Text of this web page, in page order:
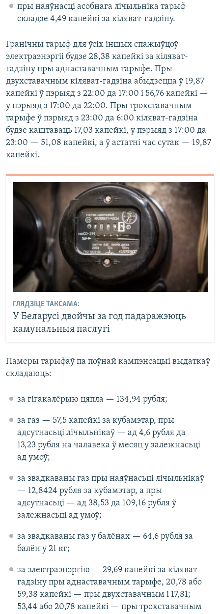
пры наяўнасці асобнага лічыльніка тарыф
складзе 4,49 капейкі за кіляват-гадзіну.
Гранічны тарыф для ўсіх іншых спажыўцоў
электраэнэргіі будзе 28,38 капейкі за кіляват-
гадзіну пры аднаставачным тарыфе. Пры
двухставачным кіляват-гадзіна абыдзецца ў 19,87
капейкі ў пэрыяд з 22:00 да 17:00 і 56,76 капейкі —
у пэрыяд з 17:00 да 22:00. Пры трохставачным
тарыфе ў пэрыяд з 23:00 да 6:00 кіляват-гадзіна
будзе каштаваць 17,03 капейкі, у пэрыяд з 17:00 да
23:00 — 51,08 капейкі, а ў астатні час сутак — 19,87
капейкі.
ГЛЯДЗІЦЕ ТАКСАМА:
У Беларусі двойчы за год падаражэюць
камунальныя паслугі
Памеры тарыфаў па поўнай кампэнсацыі выдаткаў
складаюць:
за гігакалёрыю цяпла — 134,94 рубля;
за газ — 57,5 капейкі за кубамэтар, пры
адсутнасьці лічыльнікаў — ад 4,6 рубля да
13,23 рубля на чалавека ў месяц у залежнасьці
ад умоў;
за звадкаваны газ пры наяўнасьці лічыльнікаў
— 12,8424 рубля за кубамэтар, а пры
адсутнасьці — ад 38,53 да 109,16 рубля ў
залежнасьці ад умоў;
за звадкаваны газ у балёнах — 64,6 рубля за
балён у 21 кг;
за электраэнэргію — 29,69 капейкі за кіляват-
гадзіну пры аднаставачным тарыфе, 20,78 або
59,38 капейкі — пры двухставачным і 17,81;
53,44 або 20,78 капейкі — пры трохставачным